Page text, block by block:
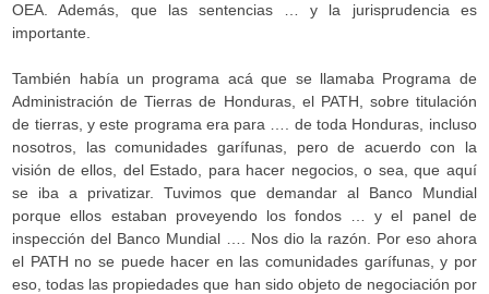
OEA. Además, que las sentencias … y la jurisprudencia es
importante.
También había un programa acá que se llamaba Programa de
Administración de Tierras de Honduras, el PATH, sobre titulación
de tierras, y este programa era para …. de toda Honduras, incluso
nosotros, las comunidades garífunas, pero de acuerdo con la
visión de ellos, del Estado, para hacer negocios, o sea, que aquí
se iba a privatizar. Tuvimos que demandar al Banco Mundial
porque ellos estaban proveyendo los fondos … y el panel de
inspección del Banco Mundial …. Nos dio la razón. Por eso ahora
el PATH no se puede hacer en las comunidades garífunas, y por
eso, todas las propiedades que han sido objeto de negociación por